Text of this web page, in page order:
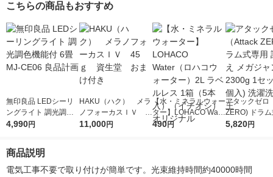
こちらの商品もおすすめ
無印良品 LEDシーリ
ングライト 調光調色
機能付 6畳 MJ-CE06
4,990円
HAKU（ハク） メラ
ノフォーカスＩＶ 4
5ｇ 資生堂 おまけ
11,000円
【水・ミネラルウォー
ター】LOHACO Wate
r（ロハコウォータ
490円
アタックゼロ
ZERO) ドラ
詰め替え メガ
5,820円
商品説明
電気工事不要で取り付けが簡単です。光束維持時間約40000時間